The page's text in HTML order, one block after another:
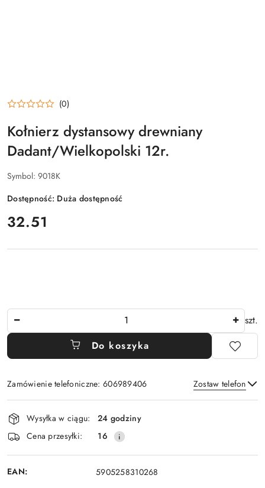
(0)
Kołnierz dystansowy drewniany
Dadant/Wielkopolski 12r.
Symbol: 9018K
Dostępność: Duża dostępność
cena:
32.51
szt.
Do koszyka
Zamówienie telefoniczne: 606989406 Zostaw telefon
Wyślij
Dostępność
i
dostawa
Wysyłka w ciągu:
24 godziny
Cena przesyłki:
16
EAN: 5905258310268